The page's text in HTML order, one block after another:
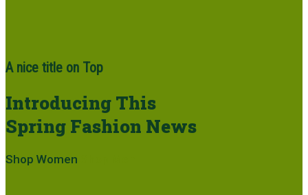
A nice title on Top
Introducing This
Spring Fashion News
Shop Women